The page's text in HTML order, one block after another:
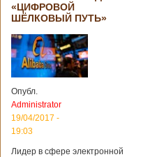
«ЦИФРОВОЙ
ШЁЛКОВЫЙ ПУТЬ»
Опубл.
Administrator
19/04/2017 -
19:03
Лидер в сфере электронной